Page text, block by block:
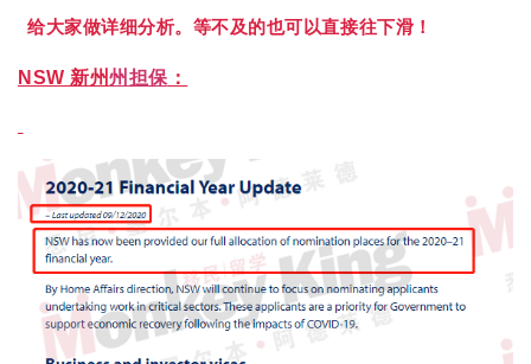
给大家做详细分析。等不及的也可以直接往下滑！
NSW 新州州担保 ：